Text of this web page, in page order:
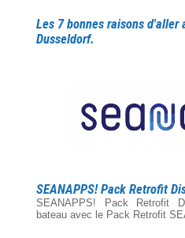
Les 7 bonnes raisons d'aller
Dusseldorf.
SEANAPPS! Pack Retrofit
SEANAPPS! Pack Retrofit
bateau avec le Pack Retrofit